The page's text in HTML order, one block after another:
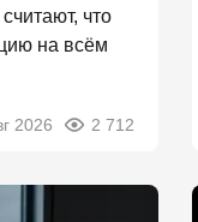
что
на всём
2026 2 712